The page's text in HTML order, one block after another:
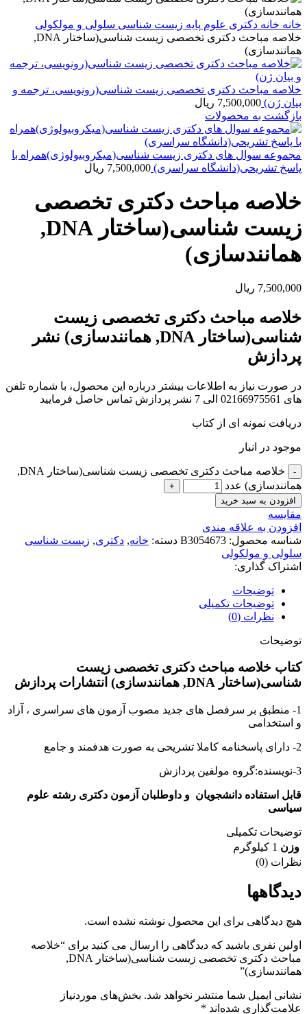
خانه خانه دکتری علوم پایه زیست شناسی سلولی و مولکولی
خلاصه مباحث دکتری تخصصی زیست شناسی(ساختار DNA,
همانندسازی)
خلاصه مباحث دکتری تخصصی زیست شناسی(رونویسی، ترجمه و
بیان ژن) 7,500,000 ریال
بازگشت به محصولات
مجموعه سوال های دکتری زیست شناسی(میکروبیولوژی)همراه با
پاسخ تشریحی(دانشگاه سراسری) 7,500,000 ریال
خلاصه مباحث دکتری تخصصی
زیست شناسی(ساختار DNA,
همانندسازی)
7,500,000 ریال
خلاصه مباحث دکتری تخصصی زیست
شناسی(ساختار DNA, همانندسازی) نشر
پردازش
در صورت نیاز به اطلاعات بیشتر درباره این محصول، با شماره تلفن
های 02166975561 الی 7 نشر پردازش تماس حاصل فرمایید
دریافت نمونه ای از کتاب
موجود در انبار
خلاصه مباحث دکتری تخصصی زیست شناسی(ساختار DNA,
همانندسازی) عدد
افزودن به سبد خرید
مقايسه
افزودن به علاقه مندی
شناسه محصول: B3054673 دسته: خانه, دکتری, زیست شناسی
سلولی و مولکولی
اشتراک گذاری:
توضیحات
توضیحات تکمیلی
نظرات (0)
توضیحات
کتاب خلاصه مباحث دکتری تخصصی زیست
شناسی(ساختار DNA, همانندسازی) انتشارات پردازش
1- منطبق بر سرفصل های جدید مصوب آزمون های سراسری ، آزاد
و استخدامی
2- دارای پاسخنامه کاملا تشریحی به صورت هدفمند و جامع
3-نویسنده:گروه مولفین پردازش
قابل استفاده دانشجویان و داوطلبان آزمون دکتری رشته علوم
سیاسی
توضیحات تکمیلی
وزن 1 کیلوگرم
نظرات (0)
دیدگاهها
هیچ دیدگاهی برای این محصول نوشته نشده است.
اولین نفری باشید که دیدگاهی را ارسال می کنید برای “خلاصه
مباحث دکتری تخصصی زیست شناسی(ساختار DNA,
همانندسازی)”
نشانی ایمیل شما منتشر نخواهد شد. بخش‌های موردنیاز
علامت‌گذاری شده‌اند *